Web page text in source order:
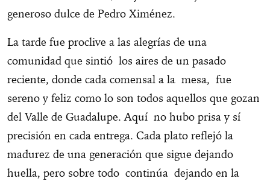
generoso dulce de Pedro Ximénez.
La tarde fue proclive a las alegrías de una
comunidad que sintió los aires de un pasado
reciente, donde cada comensal a la mesa, fue
sereno y feliz como lo son todos aquellos que gozan
del Valle de Guadalupe. Aquí no hubo prisa y sí
precisión en cada entrega. Cada plato reflejó la
madurez de una generación que sigue dejando
huella, pero sobre todo continúa dejando en la